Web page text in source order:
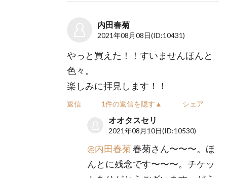
内田春菊
2021年08月08日(ID:10431)
やっと買えた！！すいませんほんと
色々。
楽しみに拝見します！！
返信 1件の返信を隠す▲ シェア
オオタスセリ
2021年08月10日(ID:10530)
@内田春菊春菊さん〜〜〜。ほ
んとに残念です〜〜〜。チケッ